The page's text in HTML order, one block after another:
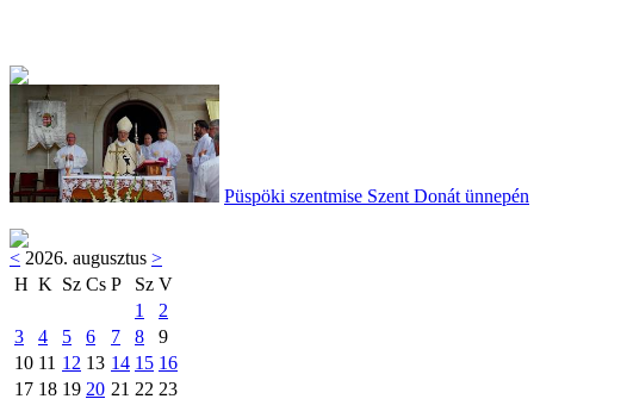
Püspöki szentmise Szent Donát ünnepén
< 2026. augusztus >
H K Sz Cs P Sz V
1
2
3
4 5 6 7 8
9
10 11 12 13 14 15 16
17 18 19 20 21 22 23